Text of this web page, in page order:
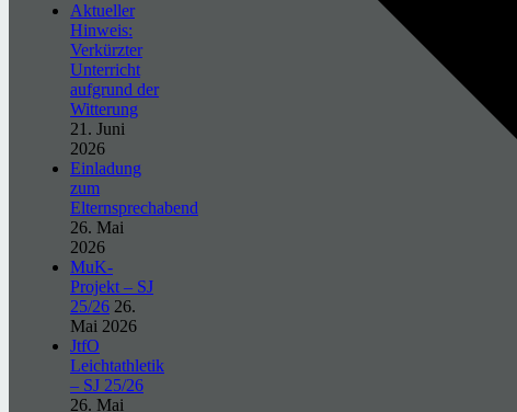
Aktueller
Hinweis:
Verkürzter
Unterricht
aufgrund der
Witterung
21. Juni
2026
Einladung
zum
Elternsprechabend
26. Mai
2026
MuK-
Projekt – SJ
25/26 26.
Mai 2026
JtfO
Leichtathletik
– SJ 25/26
26. Mai